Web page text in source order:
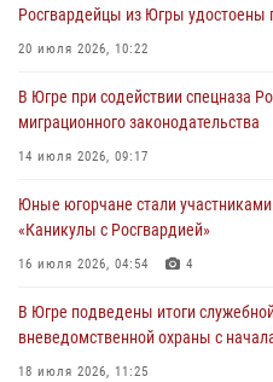
В Югре при силовой поддержке
06 августа 2026, 09:07 2 1
Урайский отдел
05 августа 2026, 12:01 3
Росгвардейцы из Югры удостоены
20 июля 2026, 10:22
В Югре при содействии спецназа
миграционного законодательства
14 июля 2026, 09:17
Юные югорчане стали
«Каникулы с Росгвардией»
16 июля 2026, 04:54 4
В Югре подведены итоги
вневедомственной охраны с
18 июля 2026, 11:25